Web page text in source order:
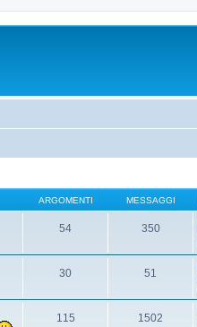
ARGOMENTI MESSAGGI
54 350
30 51
115 1502